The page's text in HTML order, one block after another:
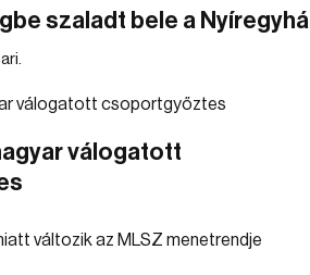
szaladt bele a
válogatott